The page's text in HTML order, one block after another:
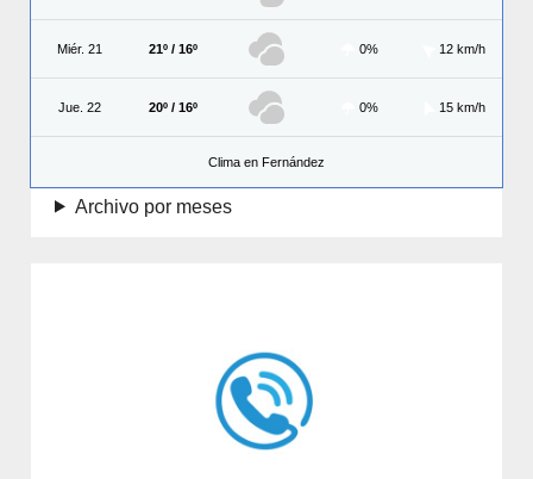
Miér. 21 21º / 16º 0% 12 km/h
Jue. 22 20º / 16º 0% 15 km/h
Clima en Fernández
Archivo por meses